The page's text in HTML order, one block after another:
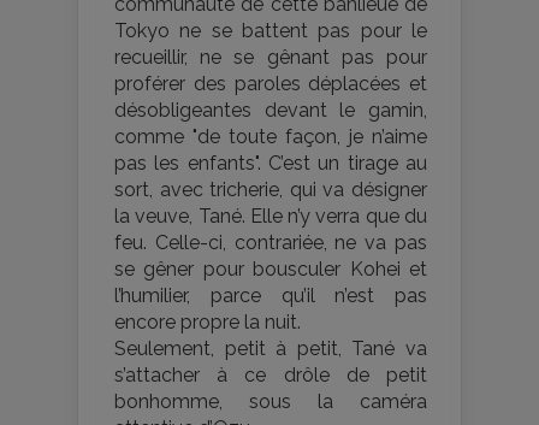
communauté de cette banlieue de
Tokyo ne se battent pas pour le
recueillir, ne se gênant pas pour
proférer des paroles déplacées et
désobligeantes devant le gamin,
comme "de toute façon, je n’aime
pas les enfants". C’est un tirage au
sort, avec tricherie, qui va désigner
la veuve, Tané. Elle n’y verra que du
feu. Celle-ci, contrariée, ne va pas
se gêner pour bousculer Kohei et
l’humilier, parce qu’il n’est pas
encore propre la nuit.
Seulement, petit à petit, Tané va
s’attacher à ce drôle de petit
bonhomme, sous la caméra